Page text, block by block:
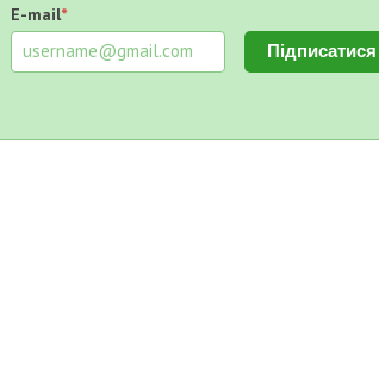
E-mail*
Підписатися